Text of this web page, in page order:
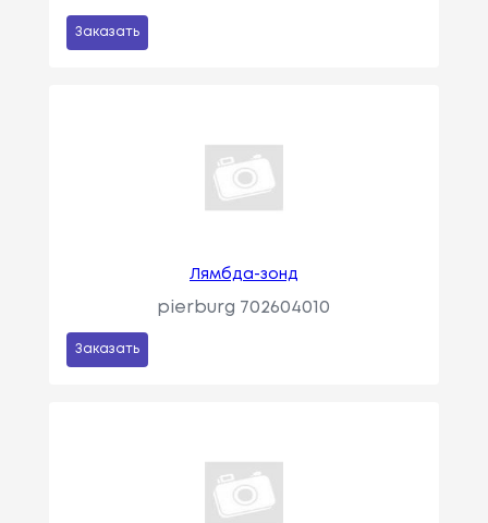
Заказать
Лямбда-зонд
pierburg 702604010
Заказать